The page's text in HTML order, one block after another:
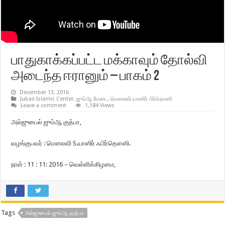
பாதுகாக்கப்பட்ட மக்காவும் தோல்வி
அடைந்த ஈரானும் – பாகம் 2
December 13, 2016
Jubail Islamic Center,ஜும்ஆ மேடை,மௌலவி யாஸிர் பிர்தொஸி
Leave a comment
1,184 Views
அல்ஜுபைல் ஜும்ஆ குத்பா,
வழங்குபவர் : மௌலவி S.யாஸிர் ஃபிர்தௌஸி.
நாள் : 11 : 11: 2016 – வெள்ளிக்கிழமை,
Tags அல்ஜுபைல் ஜும்ஆ குத்பா